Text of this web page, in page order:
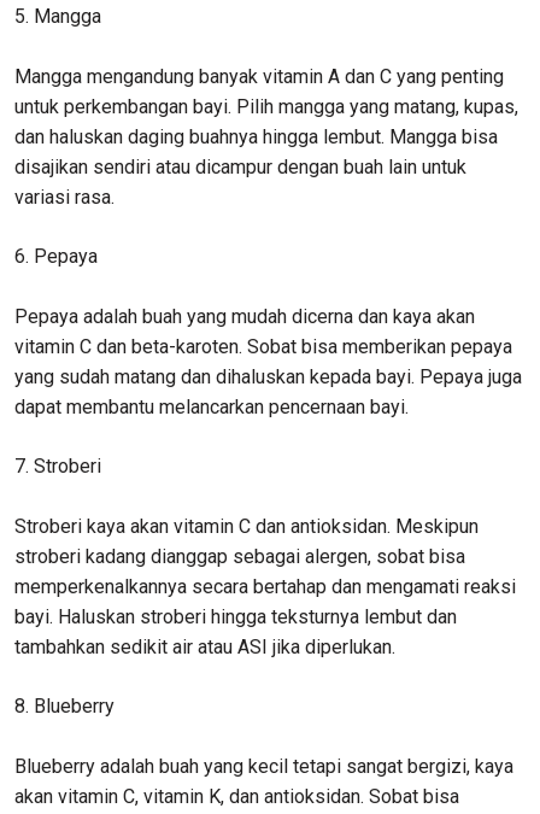
5. Mangga
Mangga mengandung banyak vitamin A dan C yang penting
untuk perkembangan bayi. Pilih mangga yang matang, kupas,
dan haluskan daging buahnya hingga lembut. Mangga bisa
disajikan sendiri atau dicampur dengan buah lain untuk
variasi rasa.
6. Pepaya
Pepaya adalah buah yang mudah dicerna dan kaya akan
vitamin C dan beta-karoten. Sobat bisa memberikan pepaya
yang sudah matang dan dihaluskan kepada bayi. Pepaya juga
dapat membantu melancarkan pencernaan bayi.
7. Stroberi
Stroberi kaya akan vitamin C dan antioksidan. Meskipun
stroberi kadang dianggap sebagai alergen, sobat bisa
memperkenalkannya secara bertahap dan mengamati reaksi
bayi. Haluskan stroberi hingga teksturnya lembut dan
tambahkan sedikit air atau ASI jika diperlukan.
8. Blueberry
Blueberry adalah buah yang kecil tetapi sangat bergizi, kaya
akan vitamin C, vitamin K, dan antioksidan. Sobat bisa